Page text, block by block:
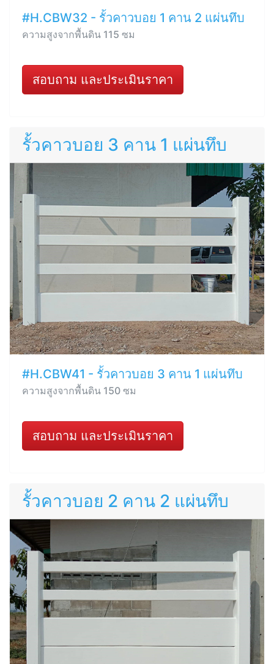
#H.CBW32 - รั้วคาวบอย 1 คาน 2 แผ่นทึบ
ความสูงจากพื้นดิน 115 ซม
สอบถาม และประเมินราคา
รั้วคาวบอย 3 คาน 1 แผ่นทึบ
#H.CBW41 - รั้วคาวบอย 3 คาน 1 แผ่นทึบ
ความสูงจากพื้นดิน 150 ซม
สอบถาม และประเมินราคา
รั้วคาวบอย 2 คาน 2 แผ่นทึบ